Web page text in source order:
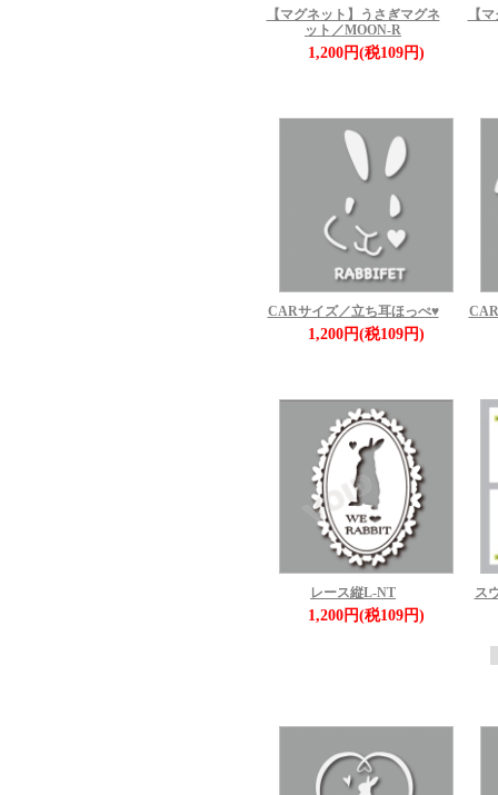
【マグネット】うさぎマグネ
ット／MOON-R
1,200円(税109円)
【
CARサイズ／立ち耳ほっぺ♥
1,200円(税109円)
レース縦L-NT
1,200円(税109円)
ス